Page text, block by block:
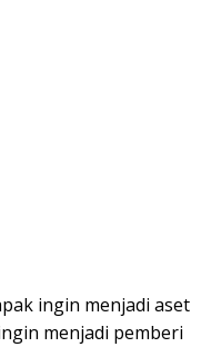
ingin menjadi aset
menjadi pemberi